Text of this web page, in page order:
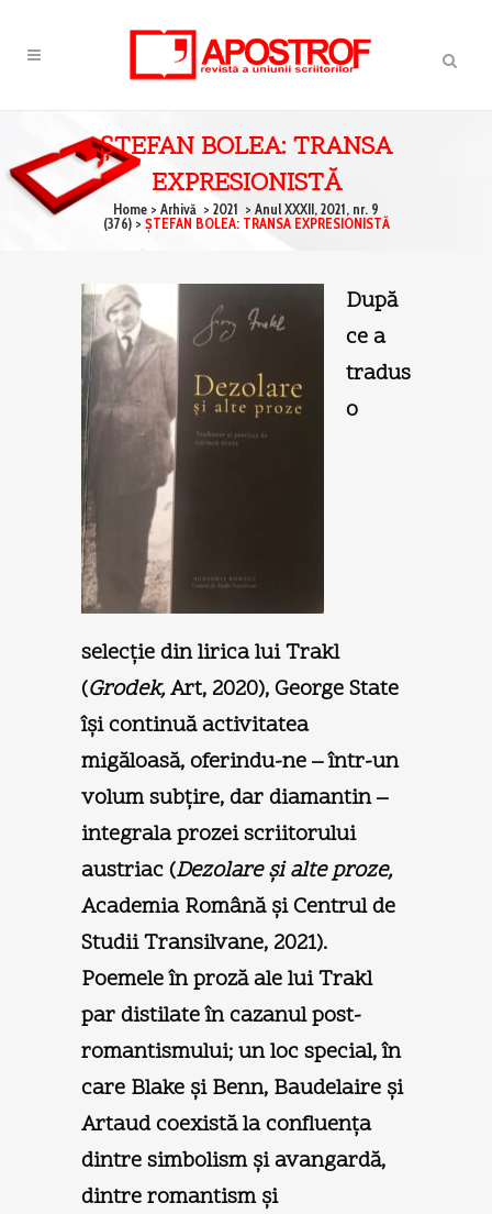
ŞTEFAN BOLEA: TRANSA
EXPRESIONISTĂ
Home > Arhivă > 2021 > Anul XXXII, 2021, nr. 9
(376)> ŞTEFAN BOLEA: TRANSA EXPRESIONISTĂ
După
ce a
tradus
o
selecţie din lirica lui Trakl
(Grodek,Art, 2020), George State
îşi continuă activitatea
migăloasă, oferindu-ne ­– într-un
volum subţire, dar diamantin –
integrala prozei scriitorului
austriac (Dezolare şi alte proze,
Academia Română şi Centrul de
Studii Transilvane, 2021).
Poemele în proză ale lui Trakl
par distilate în cazanul post-
romantismului; un loc special, în
care Blake şi Benn, Baudelaire şi
Artaud coexistă la confluenţa
dintre simbolism şi avangardă,
dintre romantism şi